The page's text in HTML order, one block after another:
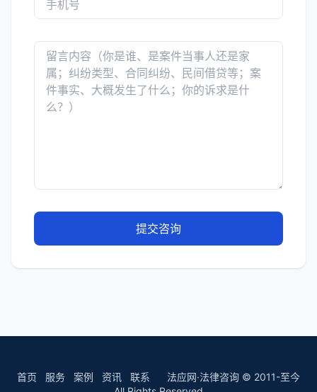
提交咨询
首页 服务 案例 资讯 联系 法应网·法律咨询 © 2011-至今